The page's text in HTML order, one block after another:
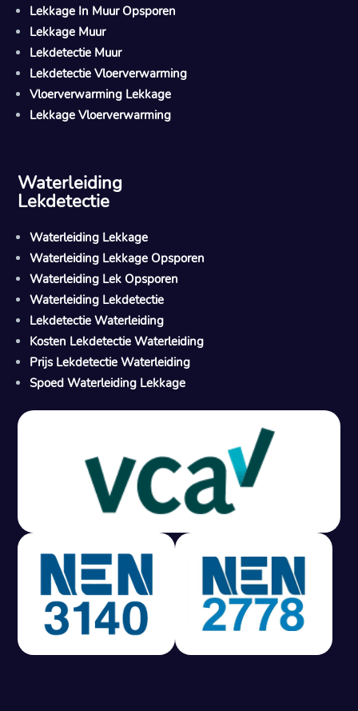
M
Gratis offerte in 24 uur
Geen lekkage? Geen betaling.
Vast tarief van € 395,- exc btw.
Rapport binnen 3 werkdagen.
100% RIsicovrij.
Vaak vergoed door verzekeraar.
Lekkage In Muur Opsporen
Lekkage Muur
Lekdetectie Muur
Lekdetectie Vloerverwarming
Vloerverwarming Lekkage
Lekkage Vloerverwarming
Waterleiding
Lekdetectie
Waterleiding Lekkage
Waterleiding Lekkage Opsporen
Waterleiding Lek Opsporen
Waterleiding Lekdetectie
Lekdetectie Waterleiding
Kosten Lekdetectie Waterleiding
Prijs Lekdetectie Waterleiding
Spoed Waterleiding Lekkage